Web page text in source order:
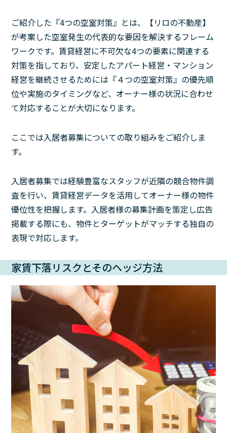
ご紹介した『4つの空室対策』とは、【リロの不動産】
が考案した空室発生の代表的な要因を解決するフレーム
ワークです。賃貸経営に不可欠な4つの要素に関連する
対策を指しており、安定したアパート経営・マンション
経営を継続させるためには『４つの空室対策』の優先順
位や実施のタイミングなど、オーナー様の状況に合わせ
て対応することが大切になります。
ここでは入居者募集についての取り組みをご紹介しま
す。
入居者募集では経験豊富なスタッフが近隣の競合物件調
査を行い、賃貸経営データを活用してオーナー様の物件
優位性を把握します。入居者様の募集計画を策定し広告
掲載する際にも、物件とターゲットがマッチする独自の
表現で対応します。
家賃下落リスクとそのヘッジ方法